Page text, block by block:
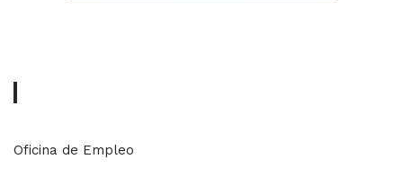
Oficina de Empleo